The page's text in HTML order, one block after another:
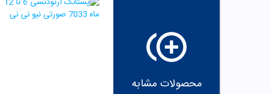
محصولات مشابه